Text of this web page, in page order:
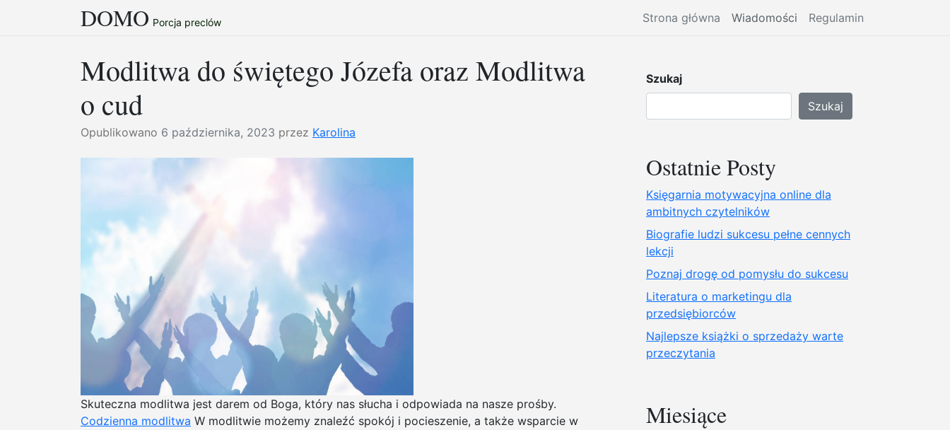
DOMO Porcja preclów Strona główna Wiadomości Regulamin
Modlitwa do świętego Józefa oraz Modlitwa
o cud
Opublikowano 6 października, 2023 przez Karolina
Skuteczna modlitwa jest darem od Boga, który nas słucha i odpowiada na nasze prośby.
Codzienna modlitwa W modlitwie możemy znaleźć spokój i pocieszenie, a także wsparcie w
Szukaj
Szukaj
Ostatnie Posty
Księgarnia motywacyjna online dla
ambitnych czytelników
Biografie ludzi sukcesu pełne cennych
lekcji
Poznaj drogę od pomysłu do sukcesu
Literatura o marketingu dla
przedsiębiorców
Najlepsze książki o sprzedaży warte
przeczytania
Miesiące